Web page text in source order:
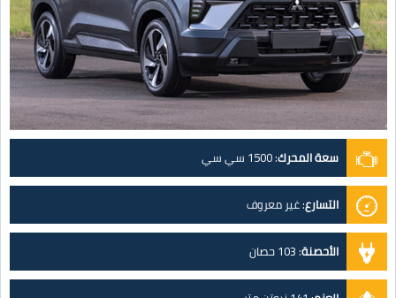
سعة المحرك:1500 سي سي
التسارع:غير معروف
الأحصنة:103 حصان